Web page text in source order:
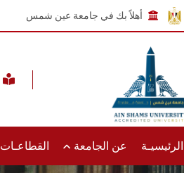
أهلاً بك في جامعة عين شمس
الرئيسيـة عن الجامعة القطاعـات